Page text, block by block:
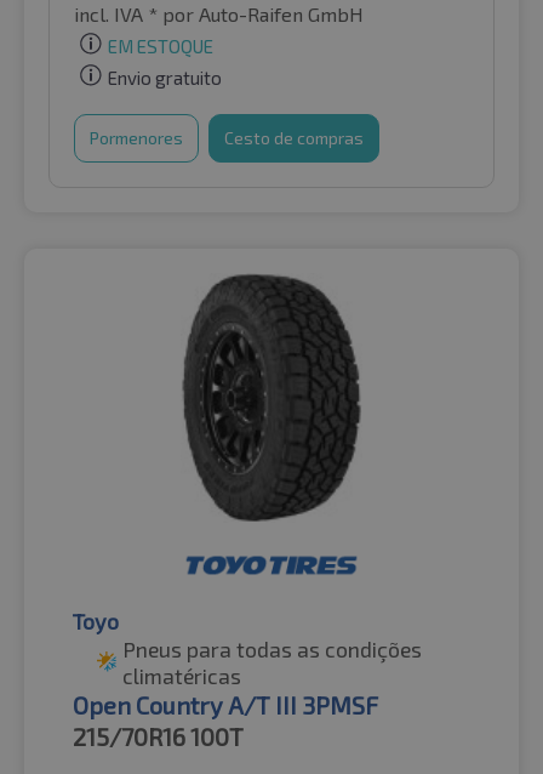
incl. IVA * por Auto-Raifen GmbH
EM ESTOQUE
Envio gratuito
Pormenores Cesto de compras
Toyo
Pneus para todas as condições
climatéricas
Open Country A/T III 3PMSF
215/70R16100T